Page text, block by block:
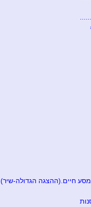
חיים.(ההצגה הגדולה-שיר)